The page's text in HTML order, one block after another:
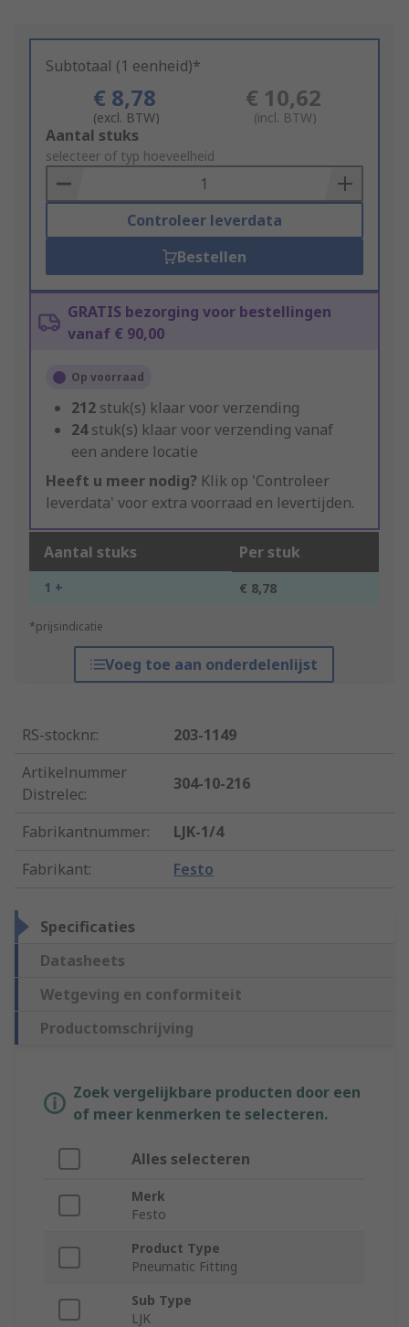
Subtotaal (1 eenheid)*
€ 8,78
(excl. BTW)
€ 10,62
(incl. BTW)
Add
to
Basket
Aantal stuks
selecteer of typ hoeveelheid
Controleer leverdata
Bestellen
GRATIS bezorging voor bestellingen
vanaf € 90,00
Op voorraad
212 stuk(s) klaar voor verzending
24stuk(s) klaar voor verzending vanaf
een andere locatie
Heeft u meer nodig? Klik op 'Controleer
leverdata' voor extra voorraad en levertijden.
Aantal stuks Per stuk
1 + € 8,78
*prijsindicatie
Voeg toe aan onderdelenlijst
RS-stocknr.:
203-1149
Artikelnummer
Distrelec:
304-10-216
Fabrikantnummer:
LJK-1/4
Fabrikant: Festo
Specificaties
Datasheets
Wetgeving en conformiteit
Productomschrijving
Zoek vergelijkbare producten door een
of meer kenmerken te selecteren.
Alles selecteren
Merk
Festo
Product Type
Pneumatic Fitting
Sub Type
LJK